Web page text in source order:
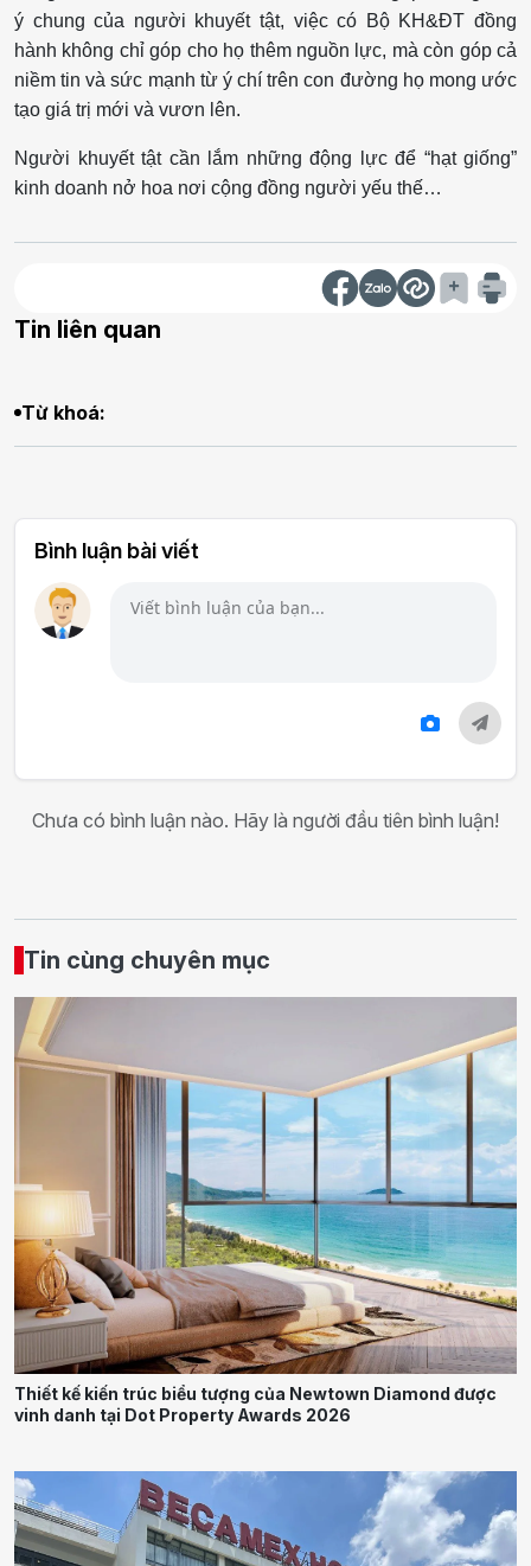
ý chung của người khuyết tật, việc có Bộ KH&ĐT đồng
hành không chỉ góp cho họ thêm nguồn lực, mà còn góp cả
niềm tin và sức mạnh từ ý chí trên con đường họ mong ước
tạo giá trị mới và vươn lên.
Người khuyết tật cần lắm những động lực để “hạt giống”
kinh doanh nở hoa nơi cộng đồng người yếu thế…
Tin liên quan
Từ khoá:
Bình luận bài viết
Chưa có bình luận nào. Hãy là người đầu tiên bình luận!
Tin cùng chuyên mục
Thiết kế kiến trúc biểu tượng của Newtown Diamond được
vinh danh tại Dot Property Awards 2026